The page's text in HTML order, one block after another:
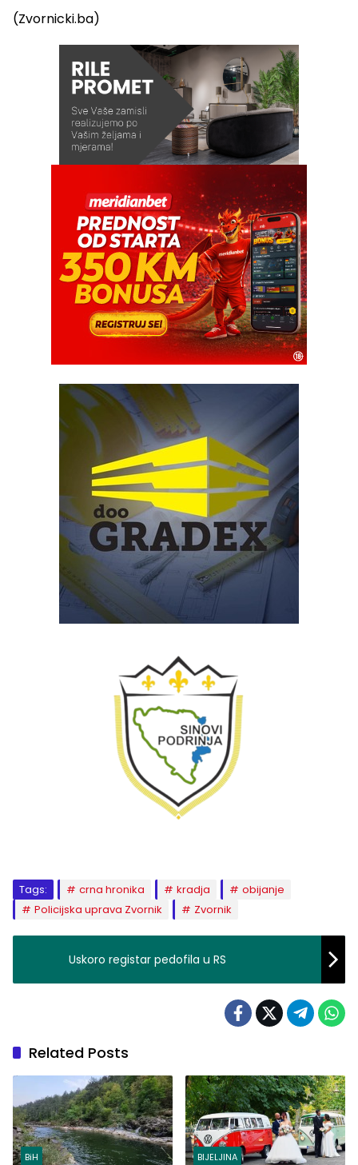
(Zvornicki.ba)
Tags: crna hronika kradja
obijanje
Policijska uprava Zvornik
Zvornik
Uskoro registar pedofila u RS
Related Posts
BiH BIJELJINA